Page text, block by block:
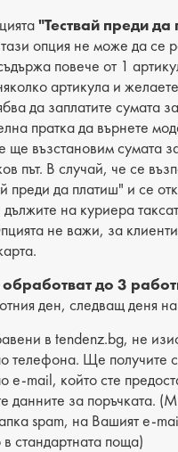
текстил
ток
кожа
5 cm
2 cm
петата до горната
"Тествай преди
опция не може да се
повече от 1
артикула и
да заплатите сумата
пратка да върнете
възстановим сумата
път. В случай, че се
преди да платиш" и се
дължите на куриера
не важи, за
до 3
ден, следващ деня
в tendenz.bg, не
телефона. Ще получите
e-mail, който сте
данните за поръчката.
spam, на Вашият e-
стандартната поща)